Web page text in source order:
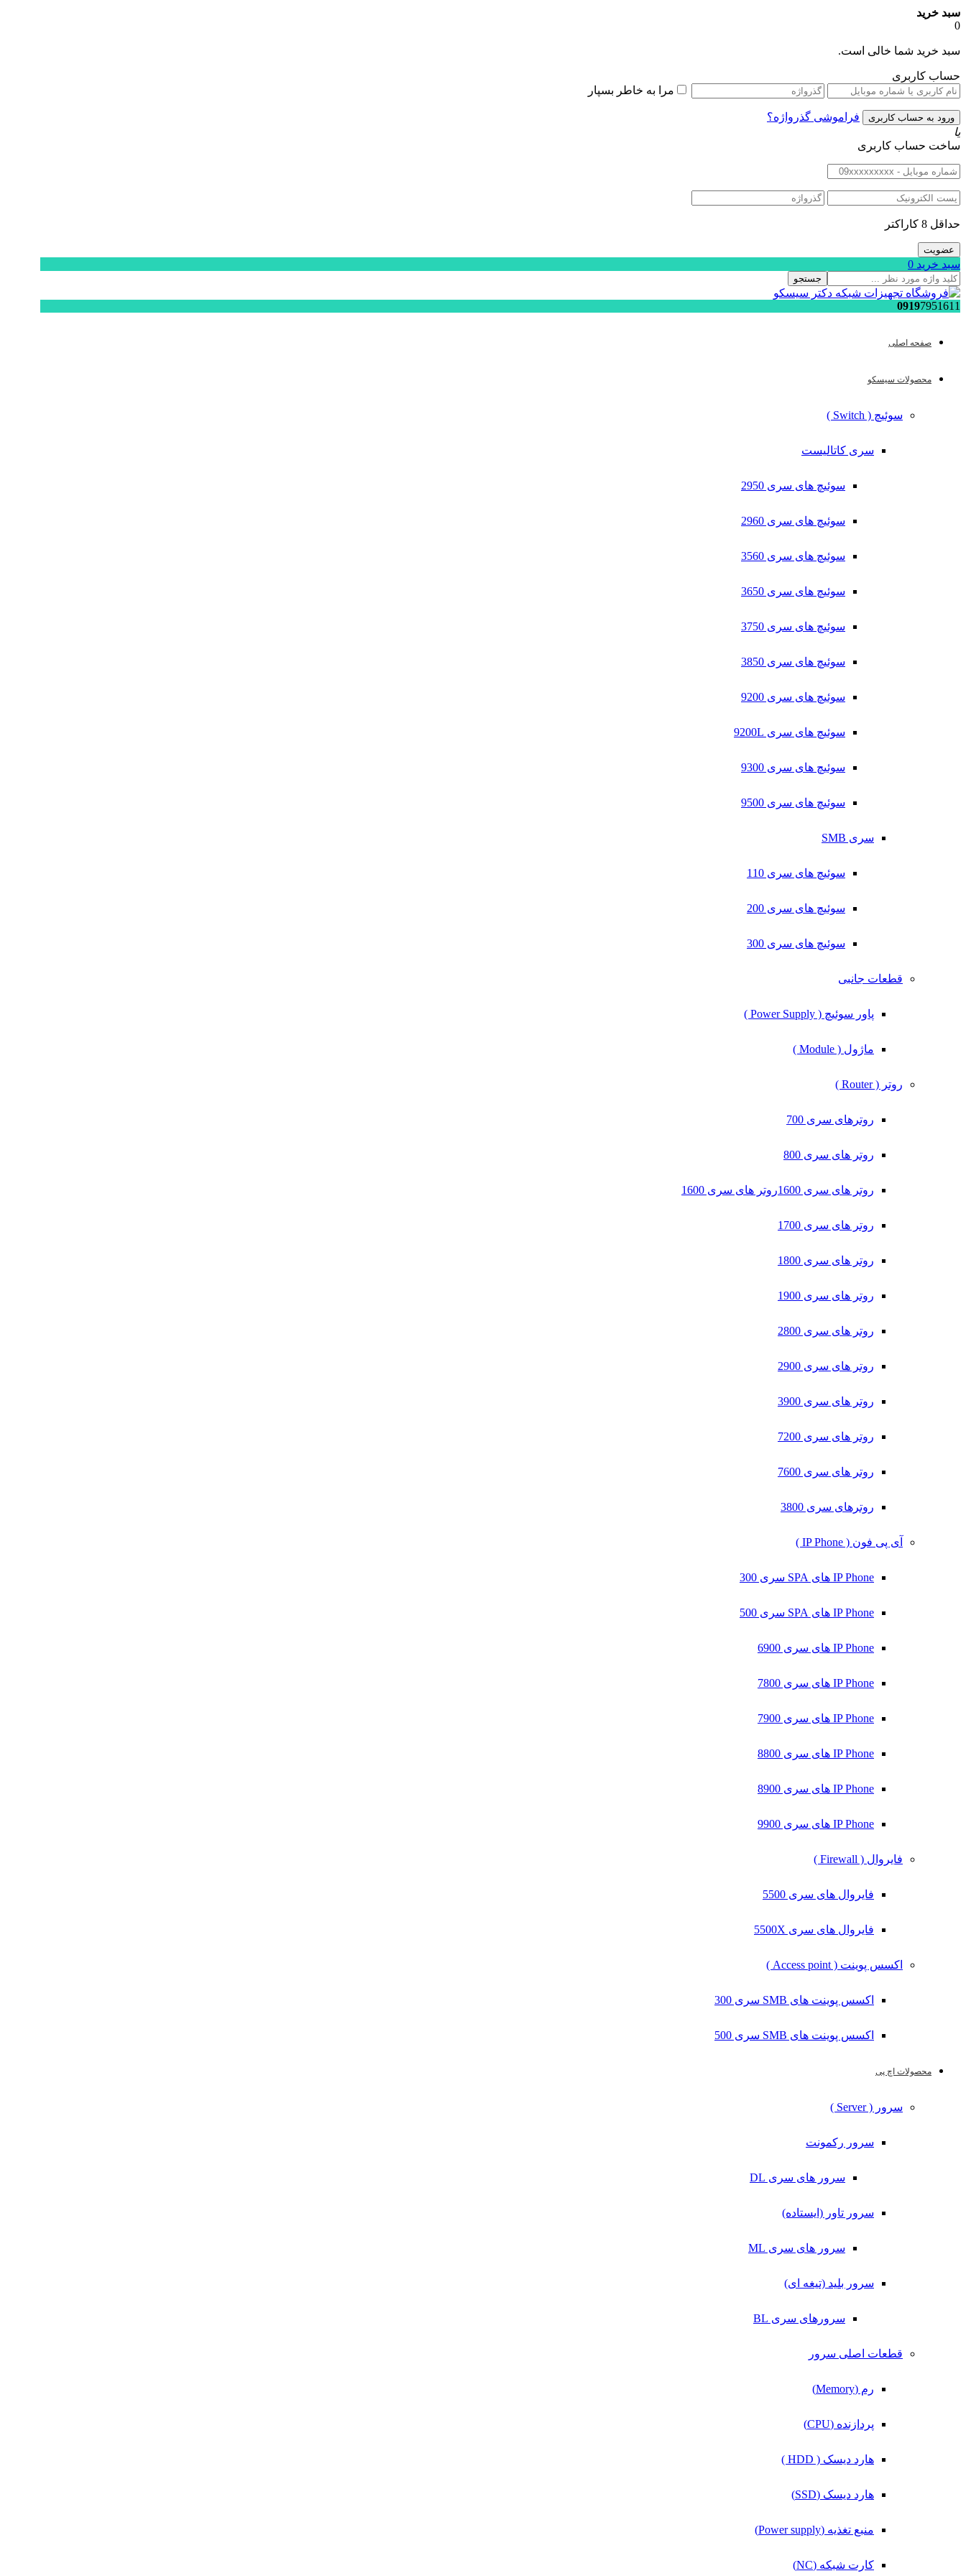
سبد خرید
0
سبد خرید شما خالی است.
حساب کاربری
مرا به خاطر بسپار
فراموشی گذرواژه؟
یا
ساخت حساب کاربری
حداقل 8 کاراکتر
سبد خرید 0
جستجو
09197951611
صفحه اصلی
محصولات سیسکو
سوئیچ ( Switch )
سری کاتالیست
سوئیچ های سری 2950
سوئیچ های سری 2960
سوئیچ های سری 3560
سوئیچ های سری 3650
سوئیچ های سری 3750
سوئیچ های سری 3850
سوئیچ های سری 9200
سوئیچ های سری 9200L
سوئیچ های سری 9300
سوئیچ های سری 9500
سری SMB
سوئیچ های سری 110
سوئیچ های سری 200
سوئیچ های سری 300
قطعات جانبی
پاور سوئیچ ( Power Supply )
ماژول ( Module )
روتر ( Router )
روترهای سری 700
روتر های سری 800
روتر های سری 1600 روتر های سری 1600
روتر های سری 1700
روتر های سری 1800
روتر های سری 1900
روتر های سری 2800
روتر های سری 2900
روتر های سری 3900
روتر های سری 7200
روتر های سری 7600
روترهای سری 3800
آی پی فون ( IP Phone )
IP Phone های SPA سری 300
IP Phone های SPA سری 500
IP Phone های سری 6900
IP Phone های سری 7800
IP Phone های سری 7900
IP Phone های سری 8800
IP Phone های سری 8900
IP Phone های سری 9900
فایروال ( Firewall )
فایروال های سری 5500
فایروال های سری 5500X
اکسس پوینت ( Access point )
اکسس پوینت های SMB سری 300
اکسس پوینت های SMB سری 500
محصولات اچ پی
سرور ( Server )
سرور رکمونت
سرور های سری DL
سرور تاور (ایستاده)
سرور های سری ML
سرور بلید (تیغه ای)
سرورهای سری BL
قطعات اصلی سرور
رم (Memory)
پردازنده (CPU)
هارد دیسک ( HDD )
هارد دیسک (SSD)
منبع تغذیه (Power supply)
کارت شبکه (NC)